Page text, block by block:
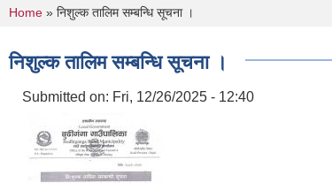
You are here
Home » निशुल्क तालिम सम्बन्धि सूचना ।
निशुल्क तालिम सम्बन्धि सूचना ।
Submitted on: Fri, 12/26/2025 - 12:40